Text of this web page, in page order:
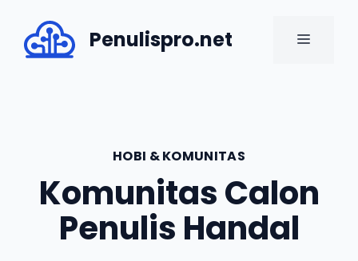
content
Penulispro.net MENU
HOBI & KOMUNITAS
Komunitas Calon
Penulis Handal